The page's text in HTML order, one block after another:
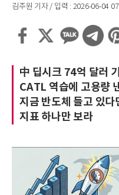
김주원 기자 / 입력 : 2026-06-04
中 딥시크 74억 달러
CATL 역습에 고용량
지금 반도체 들고 있다
지표 하나만 보라